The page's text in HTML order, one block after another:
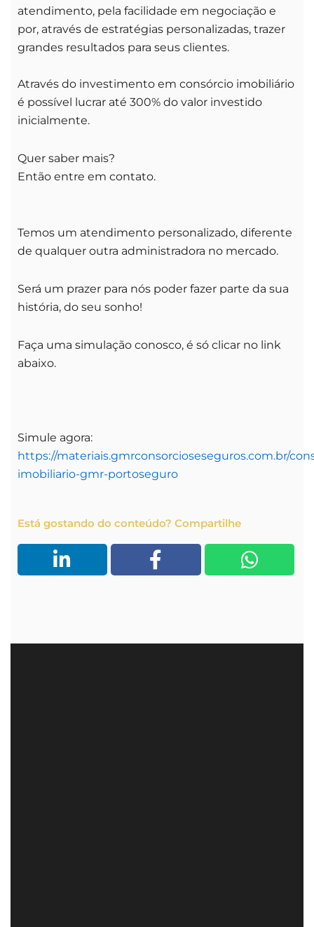
atendimento, pela facilidade em negociação e
por, através de estratégias personalizadas, trazer
grandes resultados para seus clientes.
Através do investimento em consórcio imobiliário
é possível lucrar até 300% do valor investido
inicialmente.
Quer saber mais?
Então entre em contato.
Temos um atendimento personalizado, diferente
de qualquer outra administradora no mercado.
Será um prazer para nós poder fazer parte da sua
história, do seu sonho!
Faça uma simulação conosco, é só clicar no link
abaixo.
Simule agora:
https://materiais.gmrconsorcioseseguros.com.br/
imobiliario-gmr-portoseguro
Está gostando do conteúdo? Compartilhe